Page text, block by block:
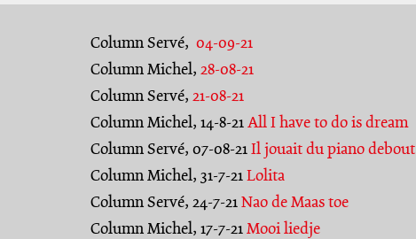
Column Servé, 04-09-21
Column Michel, 28-08-21
Column Servé, 21-08-21
Column Michel, 14-8-21 All I have to do is dream
Column Servé, 07-08-21 Il jouait du piano debout
Column Michel, 31-7-21 Lolita
Column Servé, 24-7-21 Nao de Maas toe
Column Michel, 17-7-21 Mooi liedje